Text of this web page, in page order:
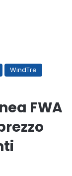
WindTre
FWA